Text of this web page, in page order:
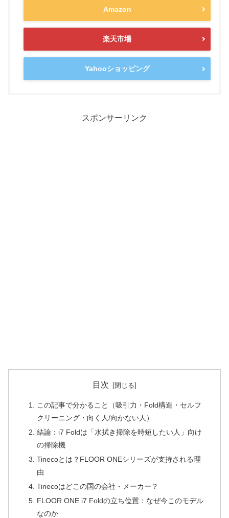
Amazon
楽天市場
Yahooショッピング
スポンサーリンク
目次
この記事で分かること（吸引力・Fold構造・セルフ
クリーニング・向く人/向かない人）
結論：i7 Foldは「水拭き掃除を時短したい人」向け
の掃除機
Tinecoとは？FLOOR ONEシリーズが支持される理
由
Tinecoはどこの国の会社・メーカー？
FLOOR ONE i7 Foldの立ち位置：なぜ今このモデル
なのか